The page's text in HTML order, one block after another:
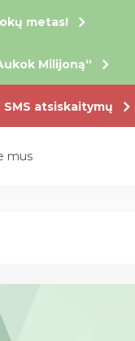
metas!
Milijoną“
atsiskaitymų
mus